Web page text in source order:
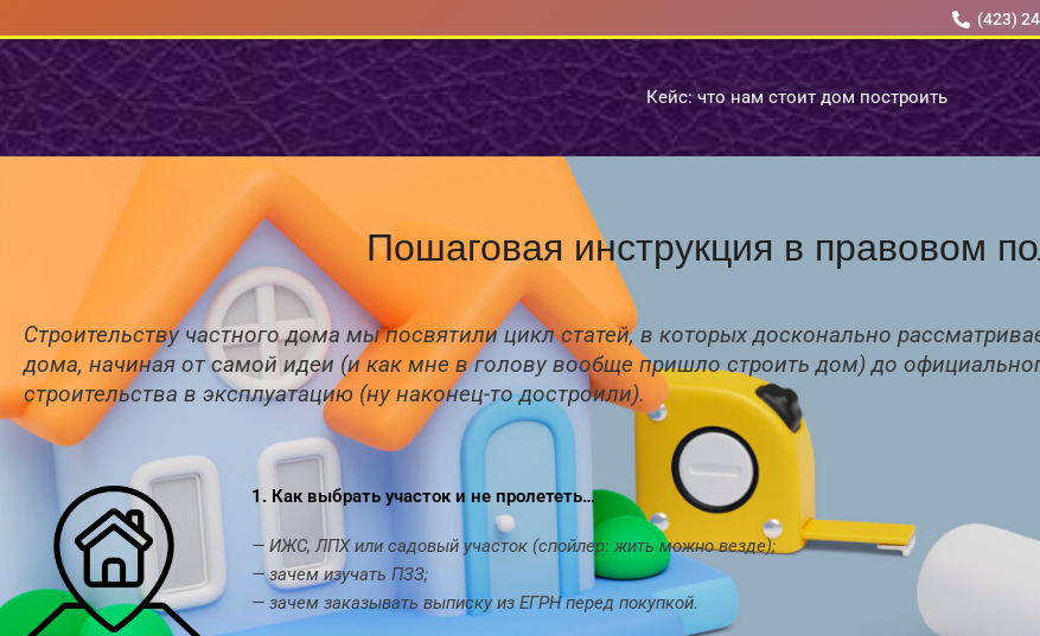
к
содержимому
(423)
Кейс: что нам стоит дом построить
Пошаговая инструкция в правовом
Строительству частного дома мы посвятили цикл статей, в которых досконально
дома, начиная от самой идеи (и как мне в голову вообще пришло строить дом) до
строительства в эксплуатацию (ну наконец-то достроили).
1. Как выбрать участок и не пролететь…
— ИЖС, ЛПХ или садовый участок (спойлер: жить можно везде);
— зачем изучать ПЗЗ;
— зачем заказывать выписку из ЕГРН перед покупкой.